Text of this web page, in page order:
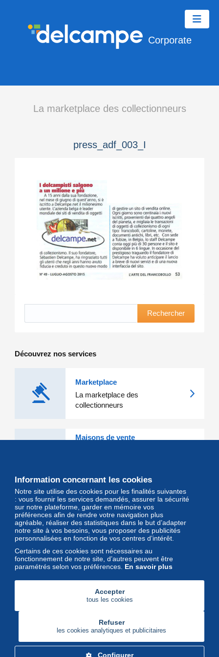
Corporate
La marketplace des collectionneurs
press_adf_003_I
Rechercher
Découvrez nos services
Marketplace
La marketplace des
collectionneurs
Maisons de vente
Magazine
Un regard unique et décalé sur
l'univers des timbres et leurs
collectionneurs
Information concernant les cookies
Notre site utilise des cookies pour les finalités suivantes
: vous fournir les services demandés, assurer la sécurité
sur notre plateforme, garder en mémoire vos
préférences afin de rendre votre navigation plus
agréable, réaliser des statistiques dans le but d’adapter
notre site à vos besoins, vous proposer des publicités
personnalisées en fonction de vos centres d’intérêt.
Certains de ces cookies sont nécessaires au
fonctionnement de notre site, d’autres peuvent être
paramétrés selon vos préférences. En savoir plus
Accepter
tous les cookies
Refuser
les cookies analytiques et publicitaires
Configurer